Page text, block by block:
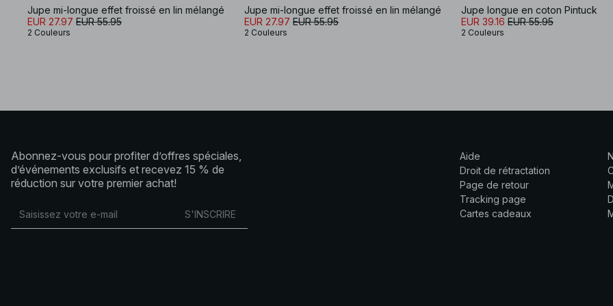
Jupe mi-longue effet froissé en lin mélangé
EUR 27.97 EUR 55.95
2 Couleurs
Jupe mi-longue effet froissé en lin mélangé
EUR 27.97 EUR 55.95
2 Couleurs
Jupe longue en coton Pintuck
EUR 39.16 EUR 55.95
2 Couleurs
Abonnez-vous pour profiter d’offres spéciales,
d’événements exclusifs et recevez 15 % de
réduction sur votre premier achat!
S'INSCRIRE
Aide
Droit de rétractation
Page de retour
Tracking page
Cartes cadeaux